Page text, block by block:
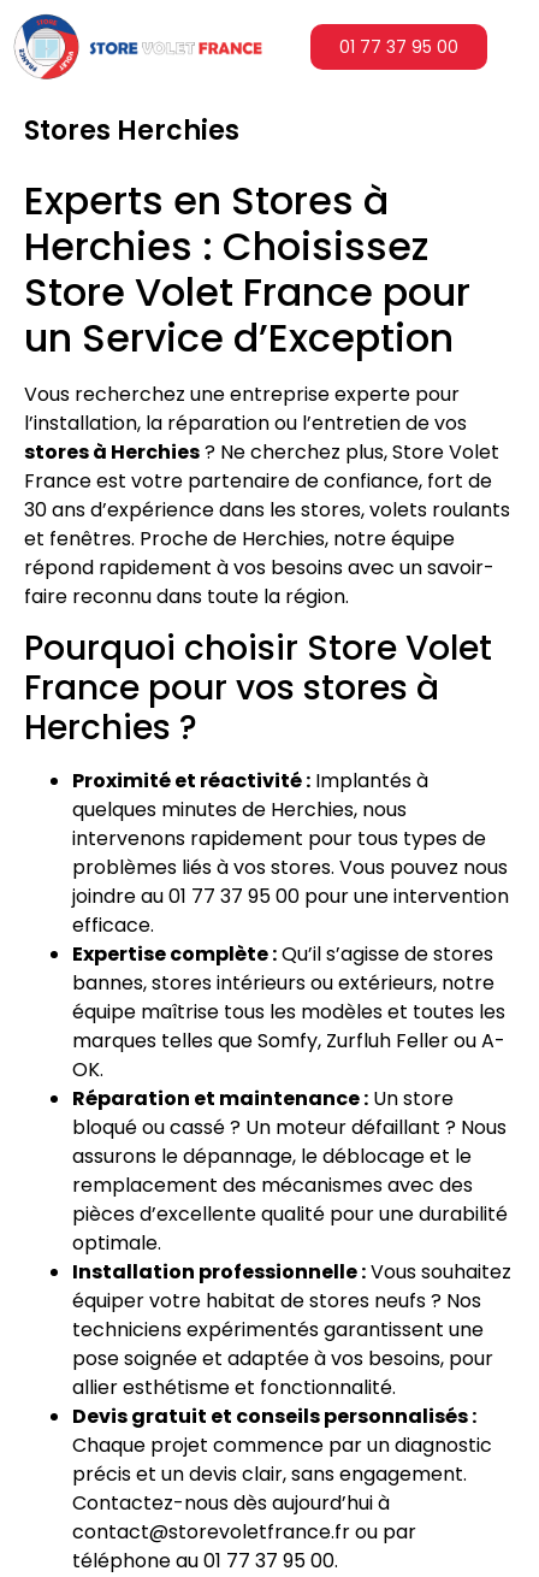
01 77 37 95 00
Stores Herchies
Experts en Stores à
Herchies : Choisissez
Store Volet France pour
un Service d’Exception
Vous recherchez une entreprise experte pour
l’installation, la réparation ou l’entretien de vos
stores à Herchies? Ne cherchez plus, Store Volet
France est votre partenaire de confiance, fort de
30 ans d’expérience dans les stores, volets roulants
et fenêtres. Proche de Herchies, notre équipe
répond rapidement à vos besoins avec un savoir-
faire reconnu dans toute la région.
Pourquoi choisir Store Volet
France pour vos stores à
Herchies ?
Proximité et réactivité : Implantés à
quelques minutes de Herchies, nous
intervenons rapidement pour tous types de
problèmes liés à vos stores. Vous pouvez nous
joindre au 01 77 37 95 00 pour une intervention
efficace.
Expertise complète :Qu’il s’agisse de stores
bannes, stores intérieurs ou extérieurs, notre
équipe maîtrise tous les modèles et toutes les
marques telles que Somfy, Zurfluh Feller ou A-
OK.
Réparation et maintenance : Un store
bloqué ou cassé ? Un moteur défaillant ? Nous
assurons le dépannage, le déblocage et le
remplacement des mécanismes avec des
pièces d’excellente qualité pour une durabilité
optimale.
Installation professionnelle :Vous souhaitez
équiper votre habitat de stores neufs ? Nos
techniciens expérimentés garantissent une
pose soignée et adaptée à vos besoins, pour
allier esthétisme et fonctionnalité.
Devis gratuit et conseils personnalisés :
Chaque projet commence par un diagnostic
précis et un devis clair, sans engagement.
Contactez-nous dès aujourd’hui à
contact@storevoletfrance.fr ou par
téléphone au 01 77 37 95 00.